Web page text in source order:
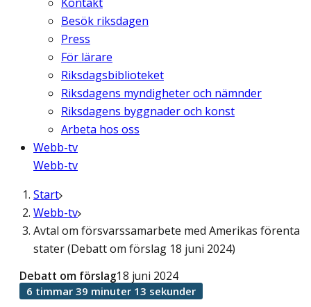
Besök riksdagen
Press
För lärare
Riksdagsbiblioteket
Riksdagens myndigheter och nämnder
Riksdagens byggnader och konst
Arbeta hos oss
Webb-tv
Webb-tv
Start
Webb-tv
Avtal om försvarssamarbete med Amerikas förenta
stater (Debatt om förslag 18 juni 2024)
Debatt om förslag18 juni 2024
6 timmar 39 minuter 13 sekunder